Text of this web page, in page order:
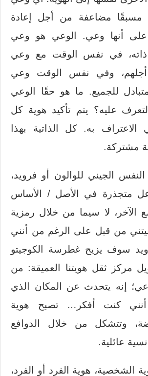
مسبقًا مضاعفة من أجل إعادة
على أنها وعي. الوعي هو وعي
ذاته، في نفس الوقت مع وعي
أجلهم، وفي نفس الوقت وعي
للجميع. ما هو حقًا الوعي
عليه؟ يتم تأكيد هوية كل
به. كل الذاتية بهذا
مشتركة.
الجيني للوالون أو فرويد،
متجذرة في الأصل / الأساس
الآخر، لا سيما من خلال رمزية
من قبل على الرغم من أنني
سوف يزيح غطرسة الكوجيتو
مركز ثقل هويتنا العميقة: من
إنه يتحدث عن المكان الذي
أنني كنت أفكر… تصبح هوية
وتتشكل من خلال الدوافع
عائلية.
الشخصية، هوية الفرد أو الفرد،